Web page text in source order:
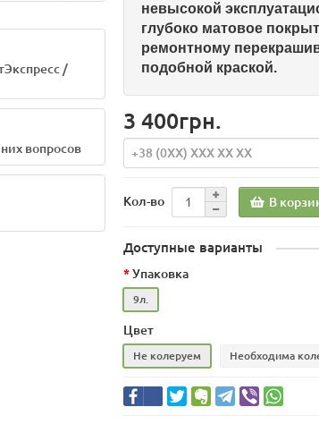
/
вопросов
невысокой
глубоко матовое
ремонтному
подобной краской.
3 400грн.
Кол-во В
Доступные варианты
Упаковка
9л.
Цвет
Не колеруем Необходима